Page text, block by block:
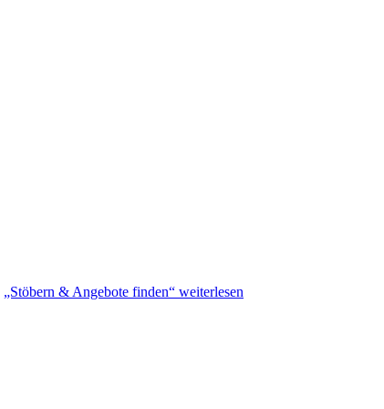
„Stöbern & Angebote finden“ weiterlesen